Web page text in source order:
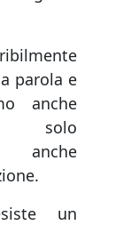
parola e
anche
solo
anche
un